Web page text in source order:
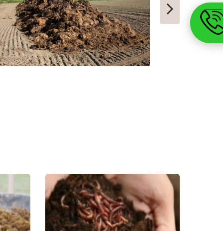
МОНЧЕГОРСК
БЕЛИНСКИЙ
ПОХВИСТНЕВО
РАССКАЗОВО
МЕГИОН
ТОПКИ
ЗЕЛЕНОГОРСК
ДМИТРОВСК
СКОПИН
УСИНСК
НОВОТРОИЦК
ЗАРЕЧНЫЙ
НЫТВА
АРАМИЛЬ
КОТОВО
ФРОЛОВО